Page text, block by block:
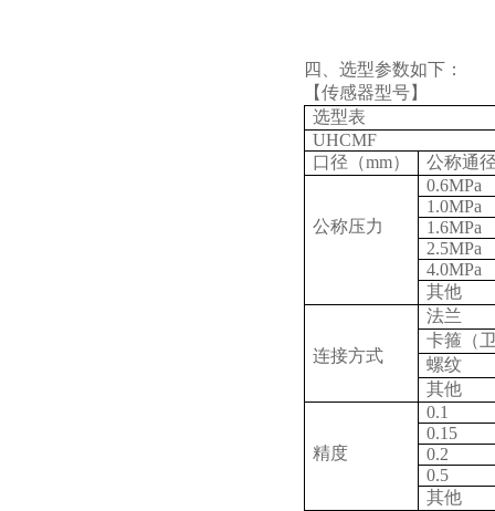
四、选型参数如下：
【传感器型号】
选型表
UHCMF
口径（mm）
公称通
公称压力
0.6MPa
1.0MPa
1.6MPa
2.5MPa
4.0MPa
其他
连接方式
法兰
卡箍（
螺纹
其他
精度
0.1
0.15
0.2
0.5
其他